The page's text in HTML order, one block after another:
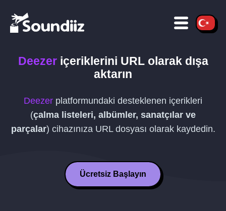
Deezeriçeriklerini URLolarak dışa
aktarın
Deezer platformundaki desteklenen içerikleri
(çalma listeleri, albümler, sanatçılar ve
parçalar) cihazınıza URLdosyası olarak kaydedin.
Ücretsiz Başlayın